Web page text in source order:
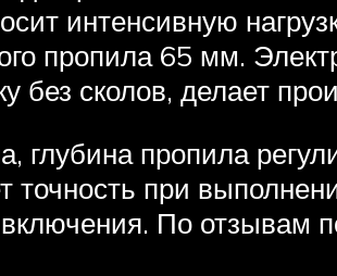
интенсивную
пропила 65 мм.
без сколов, делает
глубина пропила
точность при
По отзывам